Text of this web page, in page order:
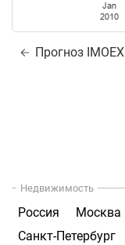
Jan
2010
Прогноз IMOEX
Недвижимость
Россия Москва
Санкт-Петербург